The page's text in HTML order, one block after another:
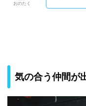
おのたく
気の合う仲間が